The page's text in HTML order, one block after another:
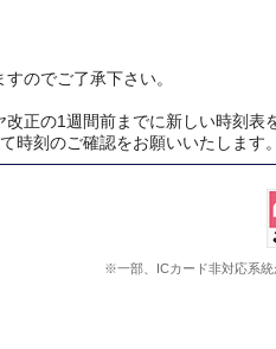
のでご了承下さい。
正の1週間前までに新しい時刻表
時刻のご確認をお願いいたします。
※一部、ICカード非対応系統